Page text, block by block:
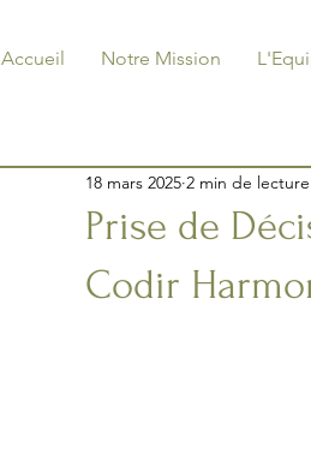
Accueil Notre Mission
Prise de
Codir
18 mars 2025 2 min de lecture